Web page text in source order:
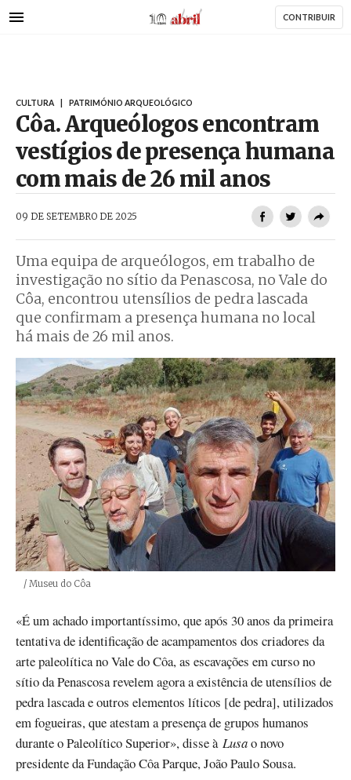
para
AbrilAbril CONTRIBUIR
CULTURA PATRIMÓNIO ARQUEOLÓGICO
Côa. Arqueólogos encontram
vestígios de presença humana
com mais de 26 mil anos
09 DE SETEMBRO DE 2025
Uma equipa de arqueólogos, em trabalho de
investigação no sítio da Penascosa, no Vale do
Côa, encontrou utensílios de pedra lascada
que confirmam a presença humana no local
há mais de 26 mil anos.
Créditos
/ Museu do Côa
«É um achado importantíssimo, que após 30 anos da primeira
tentativa de identificação de acampamentos dos criadores da
arte paleolítica no Vale do Côa, as escavações em curso no
sítio da Penascosa revelem agora a existência de utensílios de
pedra lascada e outros elementos líticos [de pedra], utilizados
em fogueiras, que atestam a presença de grupos humanos
durante o Paleolítico Superior», disse à Lusao novo
presidente da Fundação Côa Parque, João Paulo Sousa.